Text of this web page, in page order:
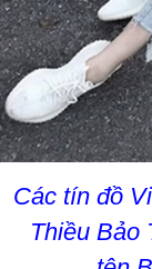
Các tín đồ
Thiều Bảo